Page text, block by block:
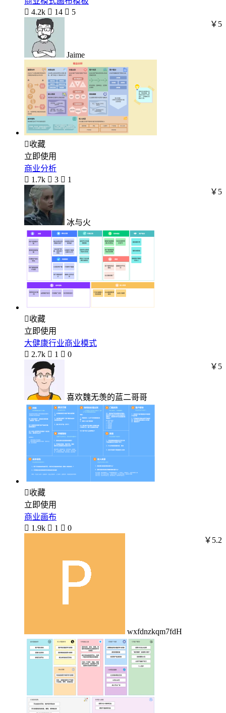
 4.2k  14  5
Jaime
￥5
收藏
立即使用
商业分析
 1.7k  3  1
冰与火
￥5
收藏
立即使用
大健康行业商业模式
 2.7k  1  0
喜欢魏无羡的蓝二哥哥
￥5
收藏
立即使用
商业画布
 1.9k  1  0
wxfdnzkqm7fdH
￥5.2